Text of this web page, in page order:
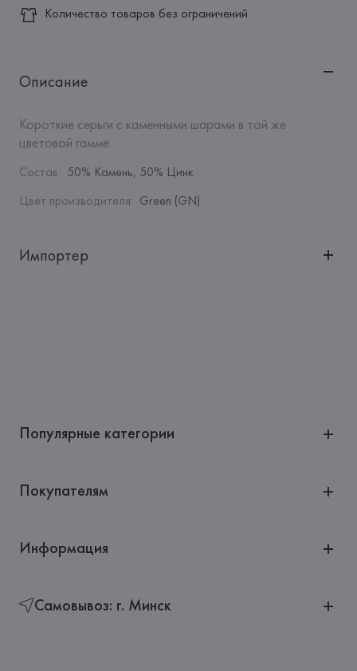
Количество товаров без ограничений
Описание
Короткие серьги с каменными шарами в той же
цветовой гамме.
Состав: 50% Камень, 50% Цинк
Цвет производителя: Green (GN)
Импортер
Страна происхождения товара:
Популярные категории
Покупателям
Информация
Самовывоз: г. Минск